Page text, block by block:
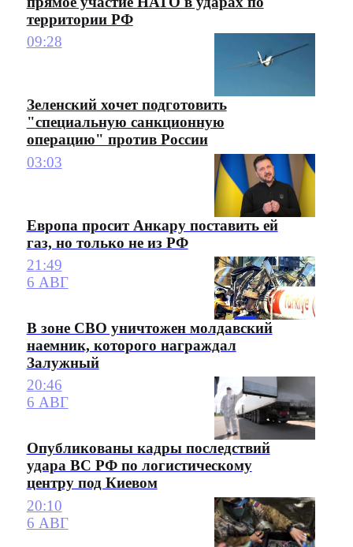
территории РФ
09:28
Зеленский хочет подготовить
"специальную санкционную
операцию" против России
03:03
Европа просит Анкару поставить ей
газ, но только не из РФ
21:49
6 АВГ
В зоне СВО уничтожен молдавский
наемник, которого награждал
Залужный
20:46
6 АВГ
Опубликованы кадры последствий
удара ВС РФ по логистическому
центру под Киевом
20:10
6 АВГ